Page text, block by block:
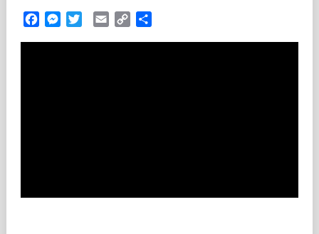
FacebookMessenger
TwitterEmail Copy